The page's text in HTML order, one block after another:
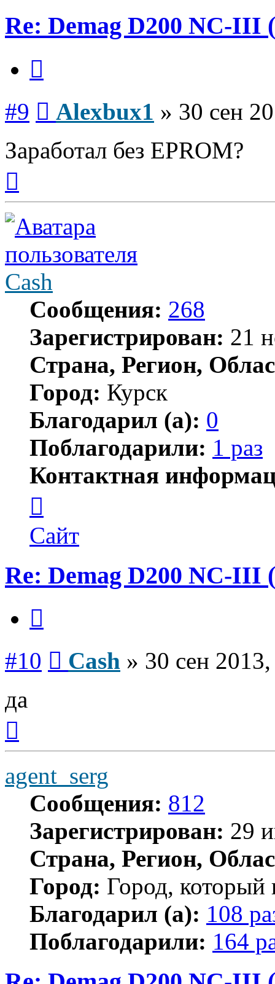
Re: Demag D200 NC-III
#9 Alexbux1 » 30 сен
Заработал без EPROM?
началу
Cash
Сообщения: 268
Зарегистрирован: 21
Страна, Регион,
Город: Курск
Благодарил (а): 0
Поблагодарили: 1 раз
Контактная
пользователя
Cash
Сайт
Re: Demag D200 NC-III
#10 Cash » 30 сен
да
началу
agent_serg
Сообщения: 812
Зарегистрирован: 29
Страна, Регион,
Город: Город, который
Благодарил (а): 108
Поблагодарили: 164